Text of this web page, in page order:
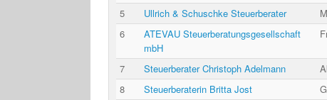
5
Ullrich & Schuschke Steuerberater
6
ATEVAU Steuerberatungsgesellschaft
mbH
7 Steuerberater Christoph Adelmann
8
Steuerberaterin Britta Jost